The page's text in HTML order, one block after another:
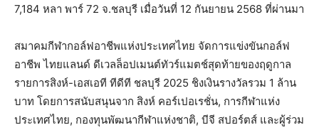
7,184 หลา พาร์ 72 จ.ชลบุรี เมื่อวันที่ 12 กันยายน 2568 ที่ผ่านมา
สมาคมกีฬากอล์ฟอาชีพแห่งประเทศไทย จัดการแข่งขันกอล์ฟ
อาชีพ ไทยแลนด์ ดีเวลล็อปเมนต์ทัวร์แมตช์สุดท้ายของฤดูกาล
รายการสิงห์-เอสเอที ทีดีที ชลบุรี 2025 ชิงเงินรางวัลรวม 1 ล้าน
บาท โดยการสนับสนุนจาก สิงห์ คอร์เปอเรชั่น, การกีฬาแห่ง
ประเทศไทย, กองทุนพัฒนากีฬาแห่งชาติ, บีจี สปอร์ตส์ และผู้ร่วม